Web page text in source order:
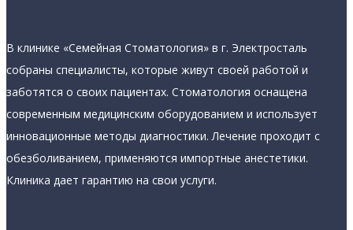
В клинике «Семейная Стоматология» в г. Электросталь
собраны специалисты, которые живут своей работой и
заботятся о своих пациентах. Стоматология оснащена
современным медицинским оборудованием и использует
инновационные методы диагностики. Лечение проходит с
обезболиванием, применяются импортные анестетики.
Клиника дает гарантию на свои услуги.